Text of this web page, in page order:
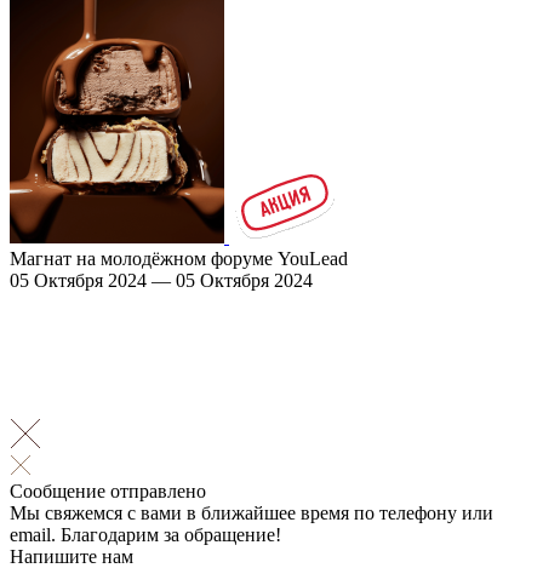
Магнат на молодёжном форуме YouLead
05 Октября 2024 — 05 Октября 2024
Сообщение отправлено
Мы свяжемся с вами в ближайшее время по телефону или
email. Благодарим за обращение!
Напишите нам